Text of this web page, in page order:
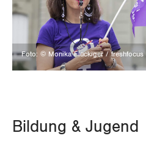
Wallis
Zug
Zürich
Foto: © Monika Flückiger / freshfocus
Bildung & Jugend